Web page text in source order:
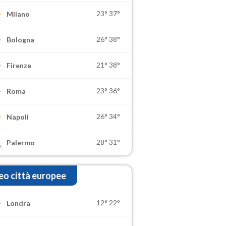
Milano 23° 37°
Bologna 26° 38°
Firenze 21° 38°
Roma 23° 36°
Napoli 26° 34°
Palermo 28° 31°
città europee
Londra 12° 22°